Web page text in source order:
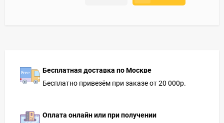
Бесплатная доставка по Москве
Бесплатно привезём при заказе от 20 000р.
Оплата онлайн или при получении